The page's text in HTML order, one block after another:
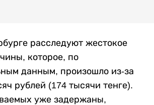
расследуют жестокое
которое, по
данным, произошло из-за
рублей (174 тысячи тенге).
уже задержаны,